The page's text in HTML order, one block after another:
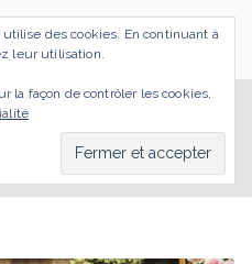
Rezé
Accueil BLOG carnaval
des cookies. En continuant à
leur utilisation.
la façon de contrôler les cookies,